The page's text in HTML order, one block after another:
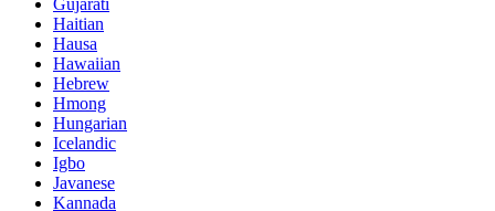
Gujarati
Haitian
Hausa
Hawaiian
Hebrew
Hmong
Hungarian
Icelandic
Igbo
Javanese
Kannada